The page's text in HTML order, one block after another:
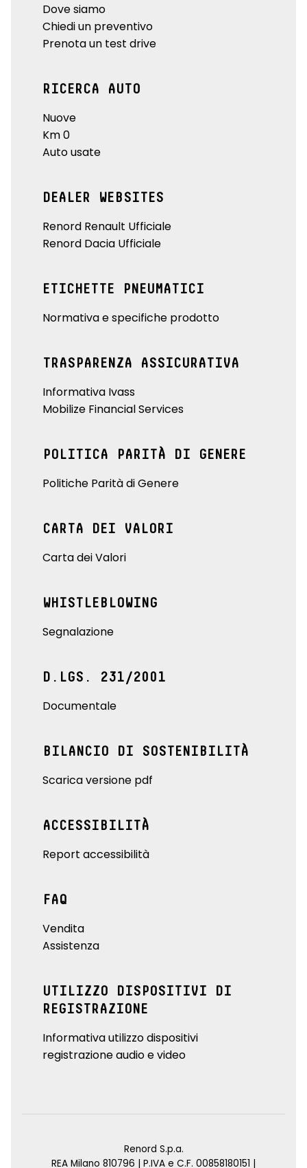
Dove siamo
Chiedi un preventivo
Prenota un test drive
RICERCA AUTO
Nuove
Km 0
Auto usate
DEALER WEBSITES
Renord Renault Ufficiale
Renord Dacia Ufficiale
ETICHETTE PNEUMATICI
Normativa e specifiche prodotto
TRASPARENZA ASSICURATIVA
Informativa Ivass
Mobilize Financial Services
POLITICA PARITÀ DI GENERE
Politiche Parità di Genere
CARTA DEI VALORI
Carta dei Valori
WHISTLEBLOWING
Segnalazione
D.LGS. 231/2001
Documentale
BILANCIO DI SOSTENIBILITÀ
Scarica versione pdf
ACCESSIBILITÀ
Report accessibilità
FAQ
Vendita
Assistenza
UTILIZZO DISPOSITIVI DI
REGISTRAZIONE
Informativa utilizzo dispositivi
registrazione audio e video
Renord S.p.a.
REA Milano 810796 | P.IVA e C.F. 00858180151 |